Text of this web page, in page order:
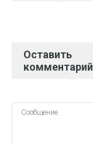
Оставить
комментарий